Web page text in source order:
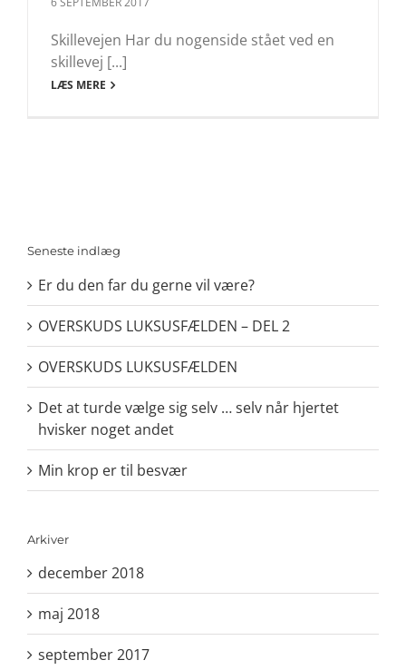
Skillevejen Har du nogenside stået ved en
skillevej [...]
LÆS MERE
Seneste indlæg
Er du den far du gerne vil være?
OVERSKUDS LUKSUSFÆLDEN – DEL 2
OVERSKUDS LUKSUSFÆLDEN
Det at turde vælge sig selv … selv når hjertet
hvisker noget andet
Min krop er til besvær
Arkiver
december 2018
maj 2018
september 2017